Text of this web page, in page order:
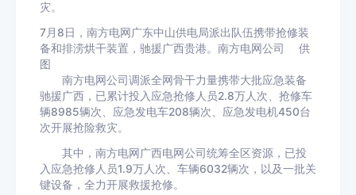
灾。
7月8日，南方电网广东中山供电局派出队伍携带抢修装
备和排涝烘干装置，驰援广西贵港。南方电网公司 供
图
南方电网公司调派全网骨干力量携带大批应急装备
驰援广西，已累计投入应急抢修人员2.8万人次、抢修车
辆8985辆次、应急发电车208辆次、应急发电机450台
次开展抢险救灾。
其中，南方电网广西电网公司统筹全区资源，已投
入应急抢修人员1.9万人次、车辆6032辆次，以及一批关
键设备，全力开展救援抢修。